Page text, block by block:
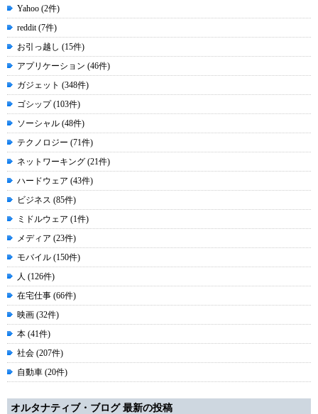
Yahoo (2件)
reddit (7件)
お引っ越し (15件)
アプリケーション (46件)
ガジェット (348件)
ゴシップ (103件)
ソーシャル (48件)
テクノロジー (71件)
ネットワーキング (21件)
ハードウェア (43件)
ビジネス (85件)
ミドルウェア (1件)
メディア (23件)
モバイル (150件)
人 (126件)
在宅仕事 (66件)
映画 (32件)
本 (41件)
社会 (207件)
自動車 (20件)
オルタナティブ・ブログ 最新の投稿